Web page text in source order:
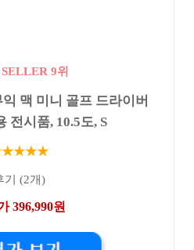
9위
맥 미니 골프 드라이버
전시품, 10.5도, S
기 (2개)
396,990원